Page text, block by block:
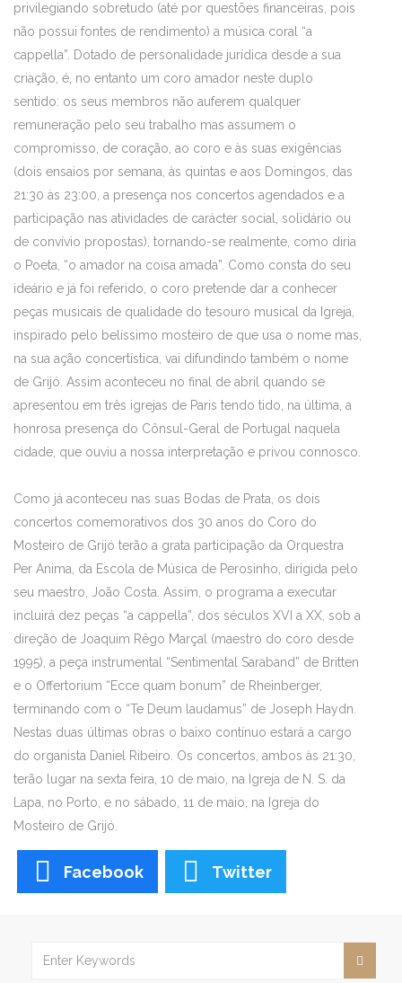
privilegiando sobretudo (até por questões financeiras, pois
não possui fontes de rendimento) a música coral “a
cappella”. Dotado de personalidade jurídica desde a sua
criação, é, no entanto um coro amador neste duplo
sentido: os seus membros não auferem qualquer
remuneração pelo seu trabalho mas assumem o
compromisso, de coração, ao coro e às suas exigências
(dois ensaios por semana, às quintas e aos Domingos, das
21:30 às 23:00, a presença nos concertos agendados e a
participação nas atividades de carácter social, solidário ou
de convívio propostas), tornando-se realmente, como diria
o Poeta, “o amador na coisa amada”. Como consta do seu
ideário e já foi referido, o coro pretende dar a conhecer
peças musicais de qualidade do tesouro musical da Igreja,
inspirado pelo belíssimo mosteiro de que usa o nome mas,
na sua ação concertística, vai difundindo também o nome
de Grijó. Assim aconteceu no final de abril quando se
apresentou em três igrejas de Paris tendo tido, na última, a
honrosa presença do Cônsul-Geral de Portugal naquela
cidade, que ouviu a nossa interpretação e privou connosco.
Como já aconteceu nas suas Bodas de Prata, os dois
concertos comemorativos dos 30 anos do Coro do
Mosteiro de Grijó terão a grata participação da Orquestra
Per Anima, da Escola de Música de Perosinho, dirigida pelo
seu maestro, João Costa. Assim, o programa a executar
incluirá dez peças “a cappella”, dos séculos XVI a XX, sob a
direção de Joaquim Rêgo Marçal (maestro do coro desde
1995), a peça instrumental “Sentimental Saraband” de Britten
e o Offertorium “Ecce quam bonum” de Rheinberger,
terminando com o “Te Deum laudamus” de Joseph Haydn.
Nestas duas últimas obras o baixo contínuo estará a cargo
do organista Daniel Ribeiro. Os concertos, ambos às 21:30,
terão lugar na sexta feira, 10 de maio, na Igreja de N. S. da
Lapa, no Porto, e no sábado, 11 de maio, na Igreja do
Mosteiro de Grijó.
Facebook Twitter